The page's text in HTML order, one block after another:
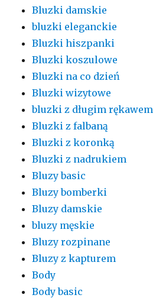
Bluzki damskie
bluzki eleganckie
Bluzki hiszpanki
Bluzki koszulowe
Bluzki na co dzień
Bluzki wizytowe
bluzki z długim rękawem
Bluzki z falbaną
Bluzki z koronką
Bluzki z nadrukiem
Bluzy basic
Bluzy bomberki
Bluzy damskie
bluzy męskie
Bluzy rozpinane
Bluzy z kapturem
Body
Body basic